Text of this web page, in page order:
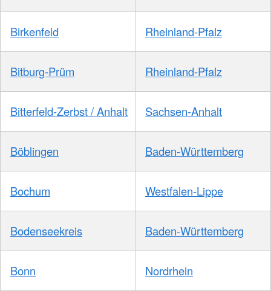
Birkenfeld Rheinland-Pfalz
Bitburg-Prüm Rheinland-Pfalz
Bitterfeld-Zerbst / Anhalt Sachsen-Anhalt
Böblingen Baden-Württemberg
Bochum Westfalen-Lippe
Bodenseekreis Baden-Württemberg
Bonn Nordrhein